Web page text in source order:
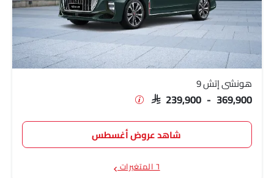
هونشي إتش 9
SAR 239,900 - 369,900
شاهد عروض أغسطس
٦ المتغيرات